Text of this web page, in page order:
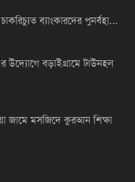
ব্যাংকারদের পুনর্বহা...
উদ্যোগে বড়াইগ্রামে টাউনহল
জামে মসজিদে কুরআন শিক্ষা